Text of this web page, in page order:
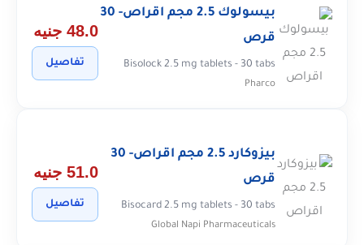
بيسولوك 2.5 مجم اقراص- 30
قرص
Bisolock 2.5 mg tablets - 30 tabs
Pharco
48.0 جنيه
تفاصيل
بيزوكارد 2.5 مجم اقراص- 30
قرص
Bisocard 2.5 mg tablets - 30 tabs
Global Napi Pharmaceuticals
51.0 جنيه
تفاصيل